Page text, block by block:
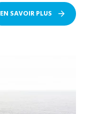
EN SAVOIR PLUS